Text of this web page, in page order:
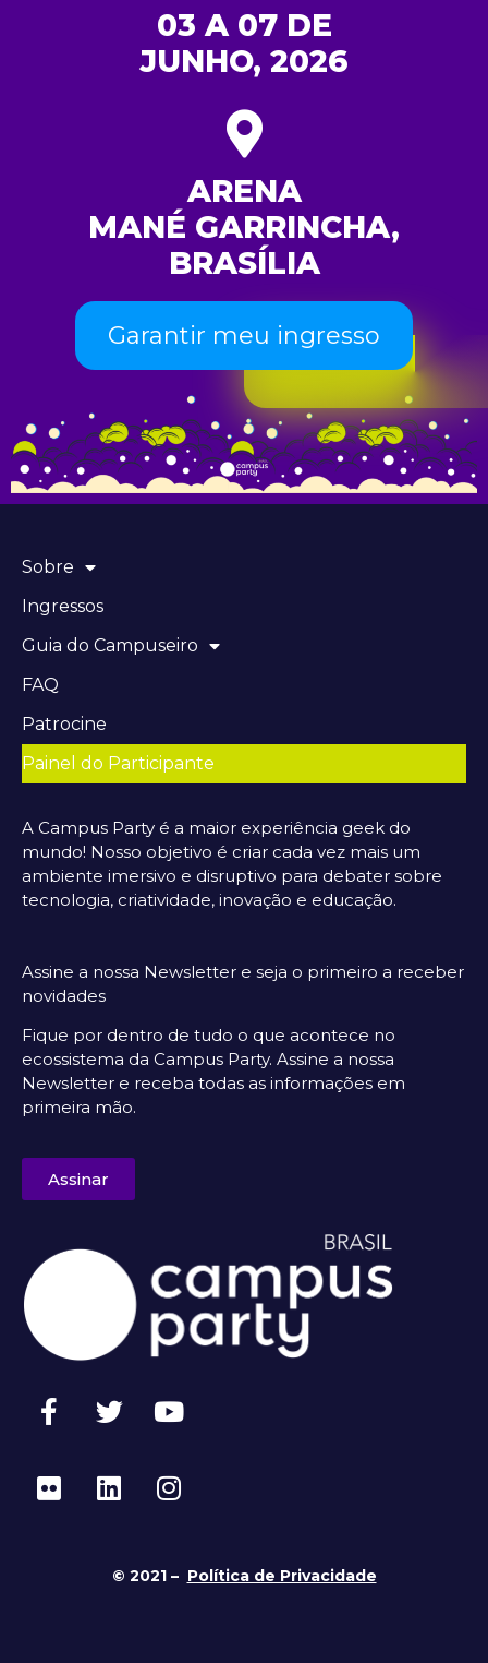
03 A 07 DE
JUNHO, 2026
ARENA
MANÉ GARRINCHA,
BRASÍLIA
Garantir meu ingresso
Sobre
Ingressos
Guia do Campuseiro
FAQ
Patrocine
Painel do Participante
A Campus Party é a maior experiência geek do
mundo! Nosso objetivo é criar cada vez mais um
ambiente imersivo e disruptivo para debater sobre
tecnologia, criatividade, inovação e educação.
Assine a nossa Newsletter e seja o primeiro a receber
novidades
Fique por dentro de tudo o que acontece no
ecossistema da Campus Party. Assine a nossa
Newsletter e receba todas as informações em
primeira mão.
Assinar
© 2021 – Política de Privacidade